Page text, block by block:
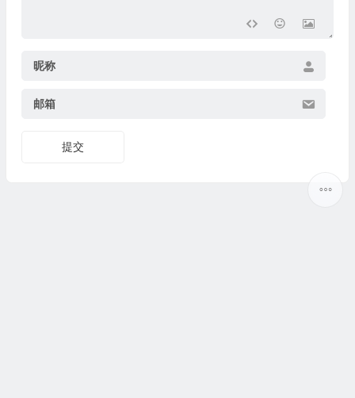
昵称
邮箱
提交